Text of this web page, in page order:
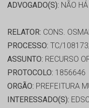
ADVOGADO(S): NÃO HÁ
RELATOR: CONS.
PROCESSO: TC/
ASSUNTO: RECURSO
PROTOCOLO: 1856646
ORGÃO: PREFEITURA
INTERESSADO(S):